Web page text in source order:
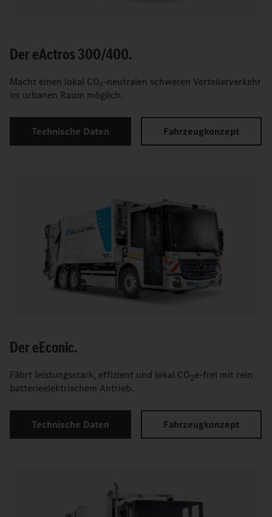
DereActros 300/400.
Macht einen lokal CO₂-neutralen schweren Verteilerverkehr
im urbanen Raum möglich.
Technische Daten Fahrzeugkonzept
DereEconic.
Fährt leistungsstark, effizient und lokal CO2e-frei mit rein
batterieelektrischem Antrieb.
Technische Daten Fahrzeugkonzept